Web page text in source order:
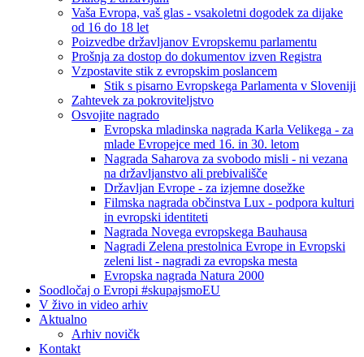
Vaša Evropa, vaš glas - vsakoletni dogodek za dijake
od 16 do 18 let
Poizvedbe državljanov Evropskemu parlamentu
Prošnja za dostop do dokumentov izven Registra
Vzpostavite stik z evropskim poslancem
Stik s pisarno Evropskega Parlamenta v Sloveniji
Zahtevek za pokroviteljstvo
Osvojite nagrado
Evropska mladinska nagrada Karla Velikega - za
mlade Evropejce med 16. in 30. letom
Nagrada Saharova za svobodo misli - ni vezana
na državljanstvo ali prebivališče
Državljan Evrope - za izjemne dosežke
Filmska nagrada občinstva Lux - podpora kulturi
in evropski identiteti
Nagrada Novega evropskega Bauhausa
Nagradi Zelena prestolnica Evrope in Evropski
zeleni list - nagradi za evropska mesta
Evropska nagrada Natura 2000
Soodločaj o Evropi #skupajsmoEU
V živo in video arhiv
Aktualno
Arhiv novičk
Kontakt